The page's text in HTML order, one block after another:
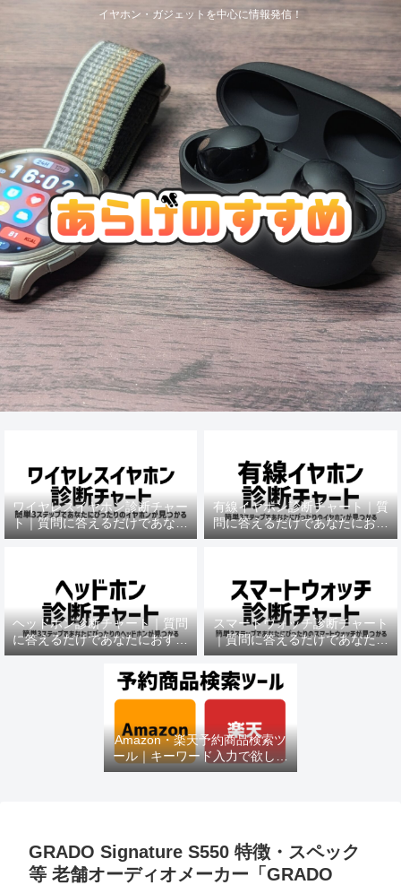
イヤホン・ガジェットを中心に情報発信！
ワイヤレスイヤホン診断チャー
ト｜質問に答えるだけであなた
におすすめの機種がわかる
有線イヤホン診断チャート｜質
問に答えるだけであなたにおす
すめの機種がわかる
ヘッドホン診断チャート｜質問
に答えるだけであなたにおすす
めの機種がわかる
スマートウォッチ診断チャート
｜質問に答えるだけであなたに
おすすめの機種がわかる
Amazon・楽天予約商品検索ツ
ール｜キーワード入力で欲しい
商品を即チェック
GRADO Signature S550 特徴・スペック
等 老舗オーディオメーカー「GRADO